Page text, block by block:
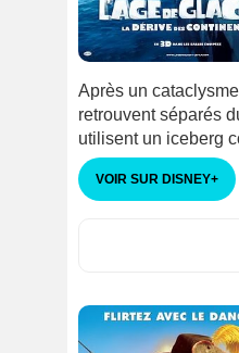
Après un
retrouvent séparés
utilisent un iceberg
VOIR SUR DISNEY+